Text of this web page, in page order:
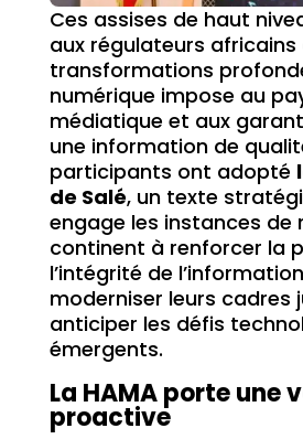
Ces assises de haut
aux régulateurs africains
transformations
numérique impose au
médiatique et aux
une information de
participants ont adopté
de Salé, un texte
engage les instances de
continent à renforcer la
l’intégrité de
moderniser leurs cadres
anticiper les défis
émergents.
La HAMA porte une
proactive